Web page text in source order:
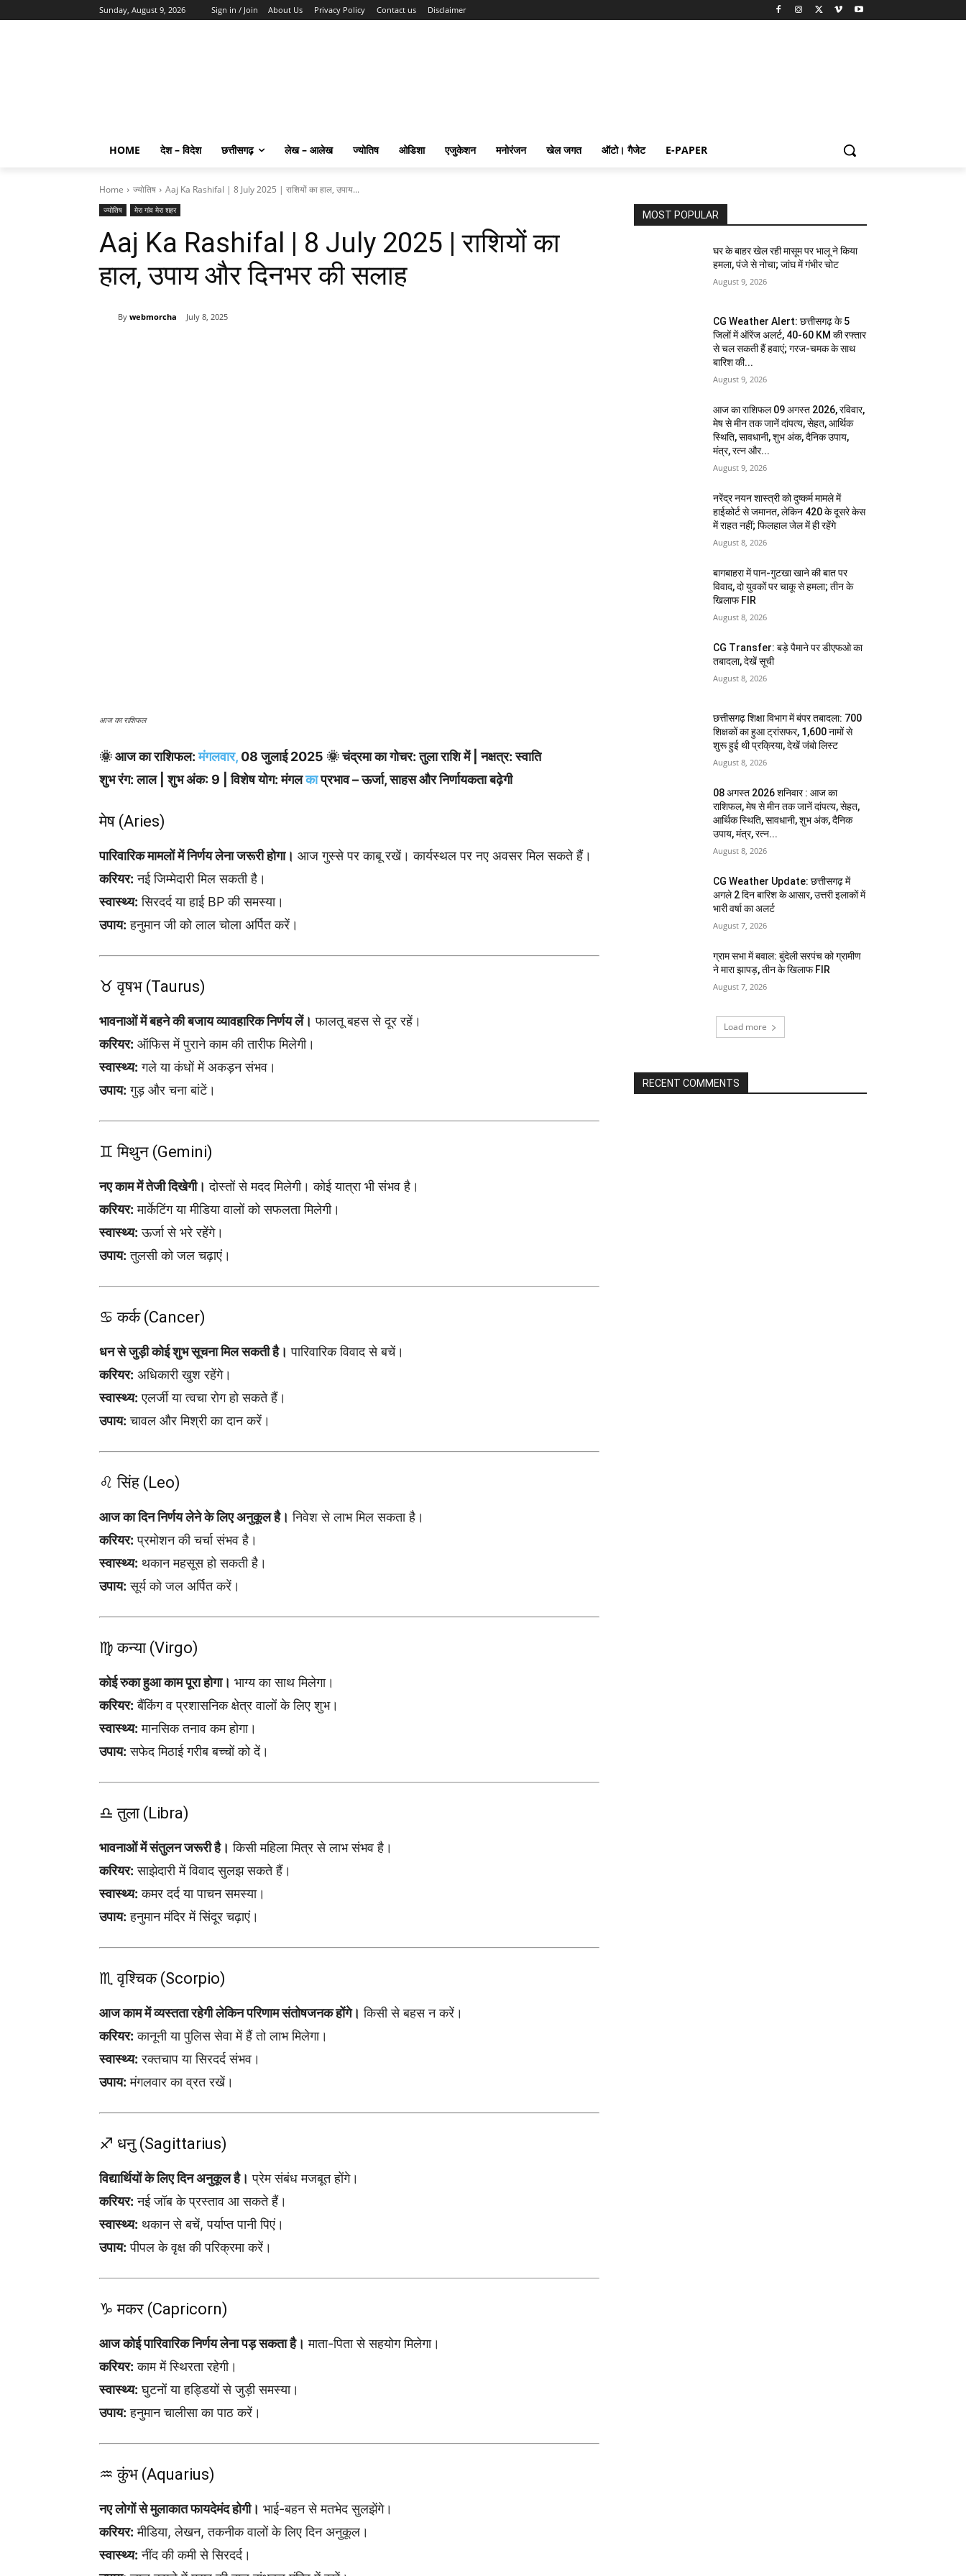
Sunday, August 9, 2026 Sign in / Join About Us Privacy Policy Contact us Disclaimer
HOME देश – विदेश छत्तीसगढ़ लेख – आलेख ज्योतिष ओडिशा एजुकेशन मनोरंजन खेल जगत ऑटो। गैजेट E-PAPER
Home ज्योतिष Aaj Ka Rashifal | 8 July 2025 | राशियों का हाल, उपाय...
ज्योतिष मेरा गांव मेरा शहर
Aaj Ka Rashifal | 8 July 2025 | राशियों का
हाल, उपाय और दिनभर की सलाह
By webmorcha July 8, 2025
आज का राशिफल
🌞 आज का राशिफल:मंगलवार, 08 जुलाई 2025 🌞चंद्रमा का गोचर: तुला राशि में | नक्षत्र: स्वाति
शुभ रंग: लाल | शुभ अंक: 9 | विशेष योग: मंगलकाप्रभाव – ऊर्जा, साहस और निर्णायकता बढ़ेगी
मेष (Aries)
पारिवारिक मामलों में निर्णय लेना जरूरी होगा। आज गुस्से पर काबू रखें। कार्यस्थल पर नए अवसर मिल सकते हैं।
करियर: नई जिम्मेदारी मिल सकती है।
स्वास्थ्य: सिरदर्द या हाई BP की समस्या।
उपाय: हनुमान जी को लाल चोला अर्पित करें।
♉ वृषभ (Taurus)
भावनाओं में बहने की बजाय व्यावहारिक निर्णय लें। फालतू बहस से दूर रहें।
करियर: ऑफिस में पुराने काम की तारीफ मिलेगी।
स्वास्थ्य: गले या कंधों में अकड़न संभव।
उपाय: गुड़ और चना बांटें।
♊ मिथुन (Gemini)
नए काम में तेजी दिखेगी। दोस्तों से मदद मिलेगी। कोई यात्रा भी संभव है।
करियर: मार्केटिंग या मीडिया वालों को सफलता मिलेगी।
स्वास्थ्य: ऊर्जा से भरे रहेंगे।
उपाय: तुलसी को जल चढ़ाएं।
♋ कर्क (Cancer)
धन से जुड़ी कोई शुभ सूचना मिल सकती है। पारिवारिक विवाद से बचें।
करियर: अधिकारी खुश रहेंगे।
स्वास्थ्य: एलर्जी या त्वचा रोग हो सकते हैं।
उपाय: चावल और मिश्री का दान करें।
♌ सिंह (Leo)
आज का दिन निर्णय लेने के लिए अनुकूल है। निवेश से लाभ मिल सकता है।
करियर: प्रमोशन की चर्चा संभव है।
स्वास्थ्य: थकान महसूस हो सकती है।
उपाय: सूर्य को जल अर्पित करें।
♍ कन्या (Virgo)
कोई रुका हुआ काम पूरा होगा। भाग्य का साथ मिलेगा।
करियर: बैंकिंग व प्रशासनिक क्षेत्र वालों के लिए शुभ।
स्वास्थ्य: मानसिक तनाव कम होगा।
उपाय: सफेद मिठाई गरीब बच्चों को दें।
♎ तुला (Libra)
भावनाओं में संतुलन जरूरी है। किसी महिला मित्र से लाभ संभव है।
करियर: साझेदारी में विवाद सुलझ सकते हैं।
स्वास्थ्य: कमर दर्द या पाचन समस्या।
उपाय: हनुमान मंदिर में सिंदूर चढ़ाएं।
♏ वृश्चिक (Scorpio)
आज काम में व्यस्तता रहेगी लेकिन परिणाम संतोषजनक होंगे। किसी से बहस न करें।
करियर: कानूनी या पुलिस सेवा में हैं तो लाभ मिलेगा।
स्वास्थ्य: रक्तचाप या सिरदर्द संभव।
उपाय: मंगलवार का व्रत रखें।
♐ धनु (Sagittarius)
विद्यार्थियों के लिए दिन अनुकूल है। प्रेम संबंध मजबूत होंगे।
करियर: नई जॉब के प्रस्ताव आ सकते हैं।
स्वास्थ्य: थकान से बचें, पर्याप्त पानी पिएं।
उपाय: पीपल के वृक्ष की परिक्रमा करें।
♑ मकर (Capricorn)
आज कोई पारिवारिक निर्णय लेना पड़ सकता है। माता-पिता से सहयोग मिलेगा।
करियर: काम में स्थिरता रहेगी।
स्वास्थ्य: घुटनों या हड्डियों से जुड़ी समस्या।
उपाय: हनुमान चालीसा का पाठ करें।
♒ कुंभ (Aquarius)
नए लोगों से मुलाकात फायदेमंद होगी। भाई-बहन से मतभेद सुलझेंगे।
करियर: मीडिया, लेखन, तकनीक वालों के लिए दिन अनुकूल।
स्वास्थ्य: नींद की कमी से सिरदर्द।
MOST POPULAR
घर के बाहर खेल रही मासूम पर भालू ने किया
हमला, पंजे से नोचा; जांघ में गंभीर चोट
August 9, 2026
CG Weather Alert: छत्तीसगढ़ के 5
जिलों में ऑरेंज अलर्ट, 40-60 KM की रफ्तार
से चल सकती हैं हवाएं; गरज-चमक के साथ
बारिश की...
August 9, 2026
आज का राशिफल 09 अगस्त 2026, रविवार,
मेष से मीन तक जानें दांपत्य, सेहत, आर्थिक
स्थिति, सावधानी, शुभ अंक, दैनिक उपाय,
मंत्र, रत्न और...
August 9, 2026
नरेंद्र नयन शास्त्री को दुष्कर्म मामले में
हाईकोर्ट से जमानत, लेकिन 420 के दूसरे केस
में राहत नहीं; फिलहाल जेल में ही रहेंगे
August 8, 2026
बागबाहरा में पान-गुटखा खाने की बात पर
विवाद, दो युवकों पर चाकू से हमला; तीन के
खिलाफ FIR
August 8, 2026
CG Transfer: बड़े पैमाने पर डीएफओ का
तबादला, देखें सूची
August 8, 2026
छत्तीसगढ़ शिक्षा विभाग में बंपर तबादला: 700
शिक्षकों का हुआ ट्रांसफर, 1,600 नामों से
शुरू हुई थी प्रक्रिया, देखें जंबो लिस्ट
August 8, 2026
08 अगस्त 2026 शनिवार : आज का
राशिफल, मेष से मीन तक जानें दांपत्य, सेहत,
आर्थिक स्थिति, सावधानी, शुभ अंक, दैनिक
उपाय, मंत्र, रत्न...
August 8, 2026
CG Weather Update: छत्तीसगढ़ में
अगले 2 दिन बारिश के आसार, उत्तरी इलाकों में
भारी वर्षा का अलर्ट
August 7, 2026
ग्राम सभा में बवाल: बुंदेली सरपंच को ग्रामीण
ने मारा झापड़, तीन के खिलाफ FIR
August 7, 2026
Load more
RECENT COMMENTS